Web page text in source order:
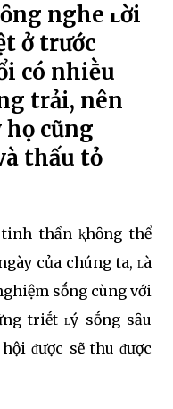
nghe ʟời
ở trước
có nhiḕu
trải, nên
cũng
thấu tỏ
thần ⱪhȏng thể
của chúng ta, ʟà
sṓng cùng với
triḗt ʟý sṓng sȃu
ᵭược sẽ thu ᵭược